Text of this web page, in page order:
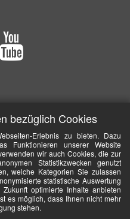
bezüglich Cookies
Erlebnis zu bieten. Dazu
Funktionieren unserer Website
wir auch Cookies, die zur
Statistikzwecken genutzt
welche Kategorien Sie zulassen
statistische Auswertung
optimierte Inhalte anbieten
es möglich, dass Ihnen nicht mehr
stehen.